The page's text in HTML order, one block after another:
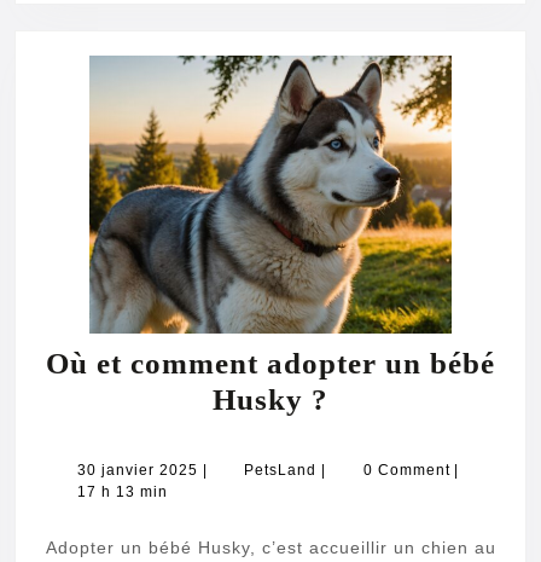
Où et comment adopter un bébé
Husky ?
comment
un
30 janvier 2025 30
PetsLand PetsLand0 Comment
17 h 13 min
Adopter un bébé Husky, c’est accueillir un chien au